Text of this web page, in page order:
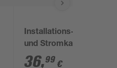
Installations-,Elektro-
und Stromkabel
NYM-J 3x1,5mm² 50
36,99 €